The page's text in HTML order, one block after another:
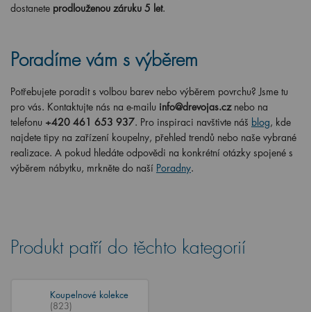
dostanete prodlouženou záruku 5 let.
Poradíme vám s výběrem
Potřebujete poradit s volbou barev nebo výběrem povrchu? Jsme tu
pro vás. Kontaktujte nás na e-mailu info@drevojas.cz nebo na
telefonu +420 461 653 937. Pro inspiraci navštivte náš blog, kde
najdete tipy na zařízení koupelny, přehled trendů nebo naše vybrané
realizace. A pokud hledáte odpovědi na konkrétní otázky spojené s
výběrem nábytku, mrkněte do naší Poradny.
Produkt patří do těchto kategorií
Koupelnové kolekce
(823)